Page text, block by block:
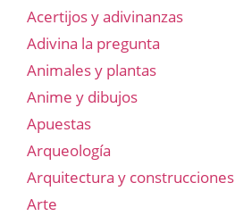
Acertijos y adivinanzas
Adivina la pregunta
Animales y plantas
Anime y dibujos
Apuestas
Arqueología
Arquitectura y construcciones
Arte